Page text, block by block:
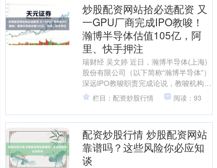
炒股配资网站拾必选配资 又
一GPU厂商完成IPO教唆！
瀚博半导体估值105亿，阿
里、快手押注
瑞财经 吴文婷 近日，瀚博半导体(上海)
股份有限公司（以下简称“瀚博半导体”）
深远IPO教唆职责完成论说，教唆机构为
中信证券股份有限公司。 据了解，瀚博
半导体于....
栏目：配资炒股行情 阅读：93
配资炒股行情 炒股配资网站
靠谱吗？这些风险你必应知
谈